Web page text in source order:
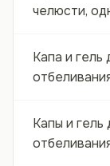
челюсти,
Капа и
Капы и